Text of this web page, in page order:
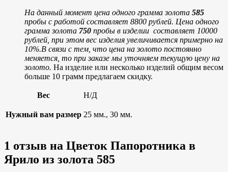
На данный момент цена одного грамма золота 585
пробы с работой составляет 8800 рублей. Цена одного
грамма золота 750 пробы в изделии составляет 10000
рублей, при этом вес изделия увеличивается примерно на
10%.В связи с тем, что цена на золото постоянно
меняется, то при заказе мы уточняем текущую цену на
золото. На изделие или несколько изделий общим весом
больше 10 грамм предлагаем скидку.
Вес Н/Д
Нужный вам размер 25 мм., 30 мм.
1 отзыв на Цветок Папоротника в
Ярило из золота 585